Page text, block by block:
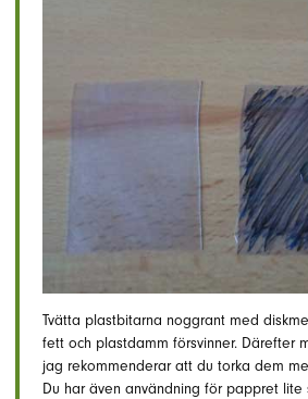
Tvätta plastbitarna noggrant med
fett och plastdamm försvinner. Därefter
jag rekommenderar att du torka dem
Du har även användning för pappret lite